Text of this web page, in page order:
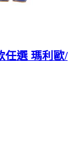
任選 瑪利歐/